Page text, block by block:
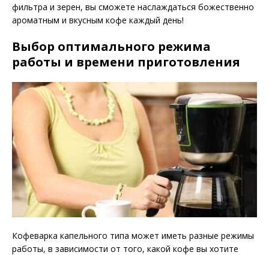
фильтра и зерен, вы сможете наслаждаться божественно
ароматным и вкусным кофе каждый день!
Выбор оптимального режима
работы и времени приготовления
Кофеварка капельного типа может иметь разные режимы
работы, в зависимости от того, какой кофе вы хотите